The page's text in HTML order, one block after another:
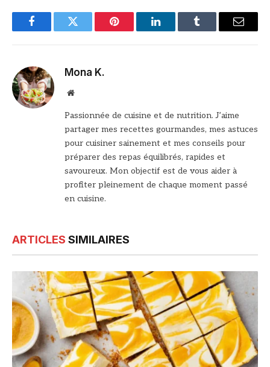
FacebookTwitter Pinterest LinkedInTumblr Email
Mona K.
Site
Passionnée de cuisine et de nutrition. J’aime
partager mes recettes gourmandes, mes astuces
pour cuisiner sainement et mes conseils pour
préparer des repas équilibrés, rapides et
savoureux. Mon objectif est de vous aider à
profiter pleinement de chaque moment passé
en cuisine.
ARTICLES SIMILAIRES